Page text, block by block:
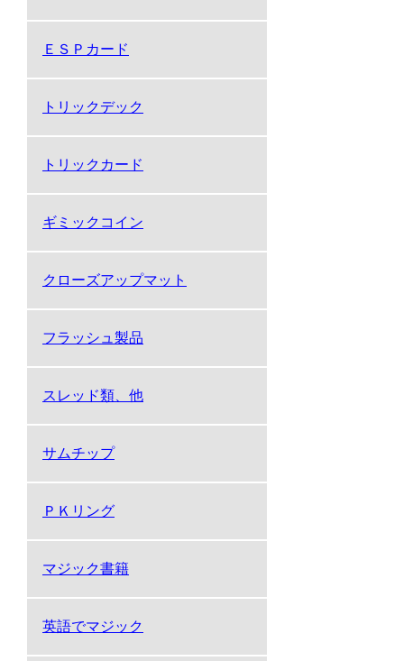
ＥＳＰカード
トリックデック
トリックカード
ギミックコイン
クローズアップマット
フラッシュ製品
スレッド類、他
サムチップ
ＰＫリング
マジック書籍
英語でマジック